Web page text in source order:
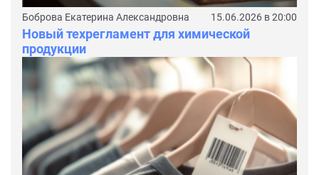
Боброва Екатерина Александровна 15.06.2026 в 20:00
Новый техрегламент для химической
продукции